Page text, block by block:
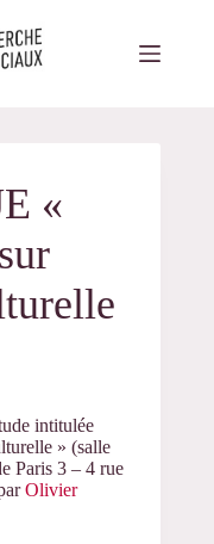
«
intitulée
» (salle
Paris 3 – 4 rue
Olivier